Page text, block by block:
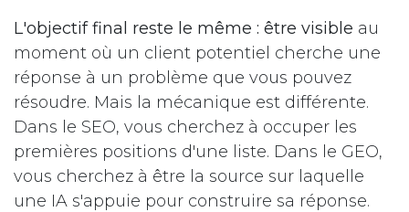
L'objectif final reste le même : être visible au
moment où un client potentiel cherche une
réponse à un problème que vous pouvez
résoudre. Mais la mécanique est différente.
Dans le SEO, vous cherchez à occuper les
premières positions d'une liste. Dans le GEO,
vous cherchez à être la source sur laquelle
une IA s'appuie pour construire sa réponse.